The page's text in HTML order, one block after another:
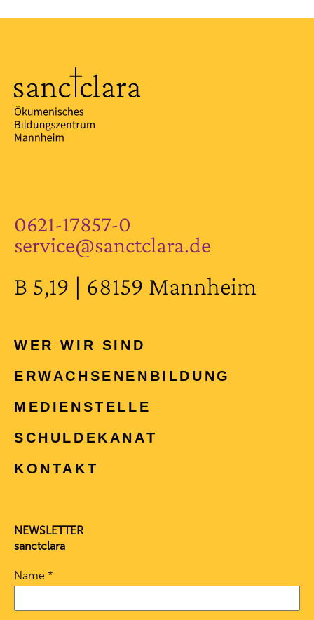
0621-17857-0
service@sanctclara.de
B 5,19 | 68159 Mannheim
WER WIR SIND
ERWACHSENEN­BILDUNG
MEDIENSTELLE
SCHULDEKANAT
KONTAKT
NEWSLETTER
sanctclara
Name *